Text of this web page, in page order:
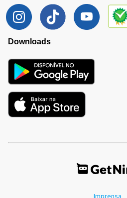
Downloads
Imprensa